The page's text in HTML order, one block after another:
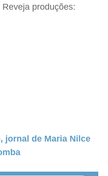
produções:
jornal de Maria Nilce